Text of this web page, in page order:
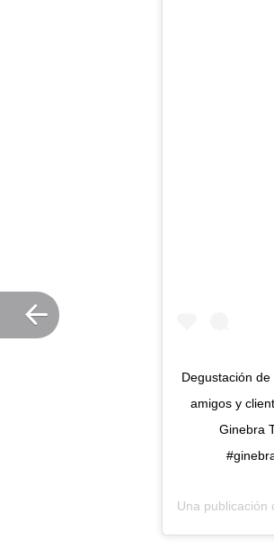
Degustación
amigos y
Ginebra
Una publicación